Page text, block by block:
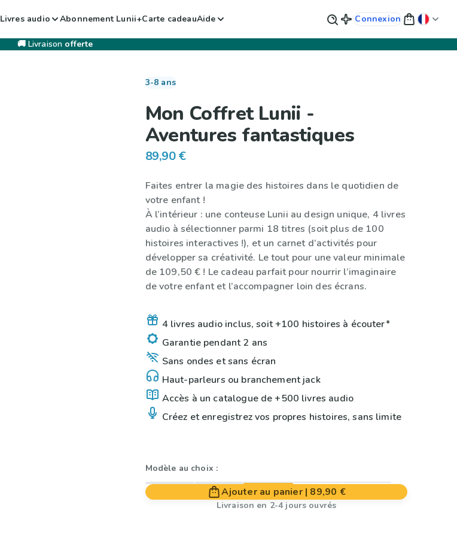
Livres audio Abonnement Lunii+Carte cadeauAide Connexion
🚚 Livraison offerte
3-8 ans
Mon Coffret Lunii -
Aventures fantastiques
89,90 €
Faites entrer la magie des histoires dans le quotidien de
votre enfant !
À l’intérieur : une conteuse Lunii au design unique, 4 livres
audio à sélectionner parmi 18 titres (soit plus de 100
histoires interactives !), et un carnet d’activités pour
développer sa créativité. Le tout pour une valeur minimale
de 109,50 € ! Le cadeau parfait pour nourrir l’imaginaire
de votre enfant et l’accompagner loin des écrans.
4 livres audio inclus, soit +100 histoires à écouter*
Garantie pendant 2 ans
Sans ondes et sans écran
Haut-parleurs ou branchement jack
Accès à un catalogue de +500 livres audio
Créez et enregistrez vos propres histoires, sans limite
Modèle au choix :
Ajouter au panier| 89,90 €
Livraison en 2-4 jours ouvrés